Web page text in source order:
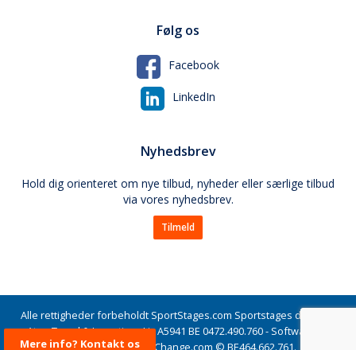
Mere info? Kontakt os
Følg os
Facebook
LinkedIn
Nyhedsbrev
Hold dig orienteret om nye tilbud, nyheder eller særlige tilbud
via vores nyhedsbrev.
Tilmeld
Alle rettigheder forbeholdt SportStages.com Sportstages drives af
Atop Travel & Incentives Lic A5941 BE 0472.490.760 - Software og
brand ejes af Time2Change.com © BE464.662.761.